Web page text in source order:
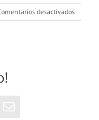
desactivadosen
Especial